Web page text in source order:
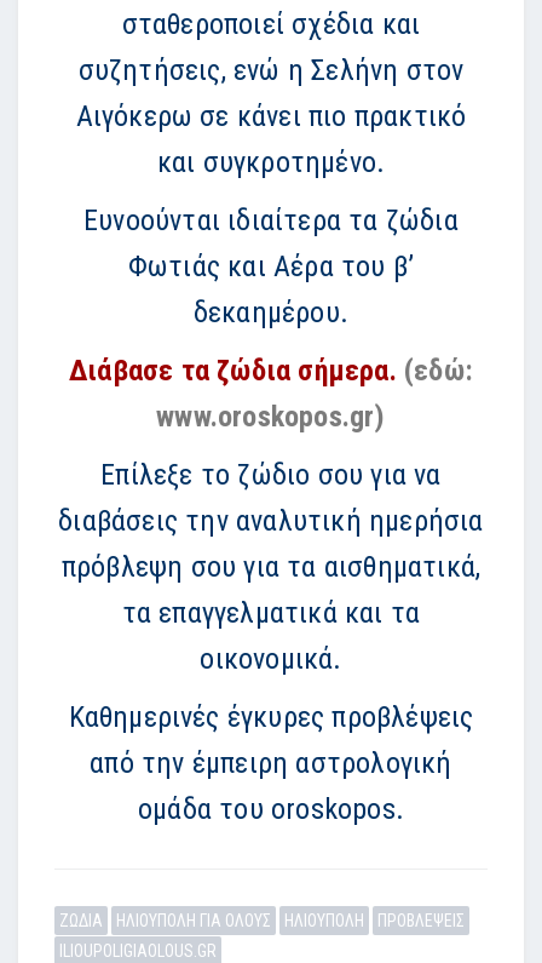
σταθεροποιεί σχέδια και
συζητήσεις, ενώ η Σελήνη στον
Αιγόκερω σε κάνει πιο πρακτικό
και συγκροτημένο.
Ευνοούνται ιδιαίτερα τα ζώδια
Φωτιάς και Αέρα του β’
δεκαημέρου.
Διάβασε τα ζώδια σήμερα. (εδώ:
www.oroskopos.gr)
Επίλεξε το ζώδιο σου για να
διαβάσεις την αναλυτική ημερήσια
πρόβλεψη σου για τα αισθηματικά,
τα επαγγελματικά και τα
οικονομικά.
Καθημερινές έγκυρες προβλέψεις
από την έμπειρη αστρολογική
ομάδα του oroskopos.
ΖΩΔΙΑ ΗΛΙΟΥΠΟΛΗ ΓΙΑ ΟΛΟΥΣ ΗΛΙΟΥΠΟΛΗ
ΠΡΟΒΛΕΨΕΙΣ
ILIOUPOLIGIAOLOUS.GR